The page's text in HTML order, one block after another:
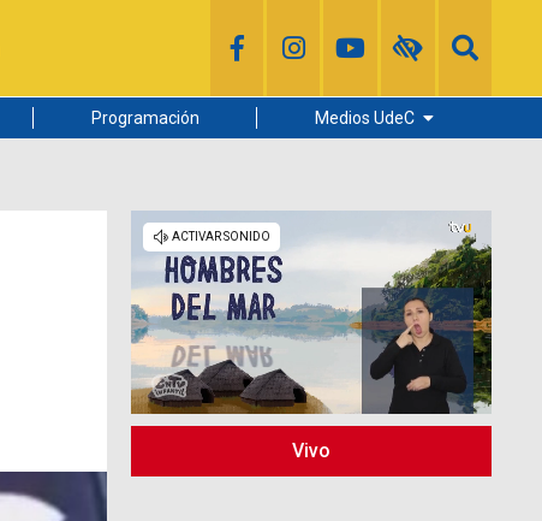
Programación Medios UdeC
Radio UdeC
Noticias UdeC
La Discusión
Vivo